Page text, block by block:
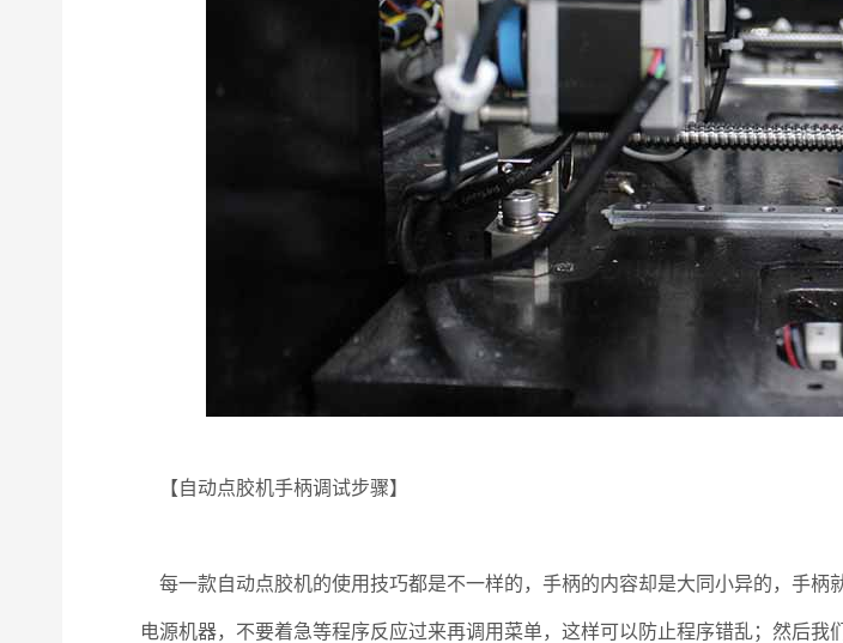
【自动点胶机手柄调试步骤】
每一款自动点胶机的使用技巧都是不一样的，手柄的内容却是大同小异的，手
电源机器，不要着急等程序反应过来再调用菜单，这样可以防止程序错乱；然后